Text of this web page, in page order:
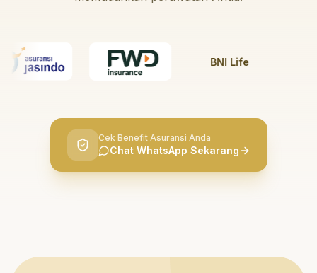
BNI Life
Cek Benefit Asuransi Anda
Chat WhatsApp Sekarang